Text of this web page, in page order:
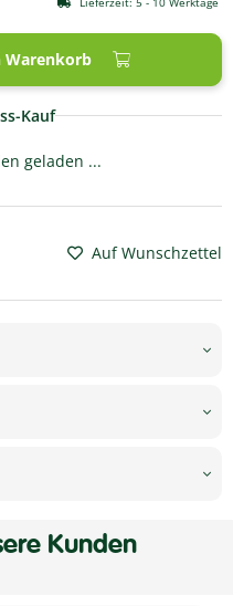
Warenkorb
Kauf
geladen ...
Auf Wunschzettel
Kunden